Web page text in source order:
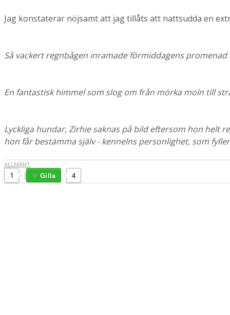
Jag konstaterar nöjsamt att jag tillåts att nattsudda en
Så vackert regnbågen inramade förmiddagens
En fantastisk himmel som slog om från mörka moln till
Lyckliga hundar, Zirhie saknas på bild eftersom hon helt
hon får bestämma själv - kennelns personlighet, som
ALLMÄNT
1 4
Gilla